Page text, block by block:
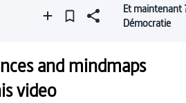
Et maintenant
Démocratie
and mindmaps
video